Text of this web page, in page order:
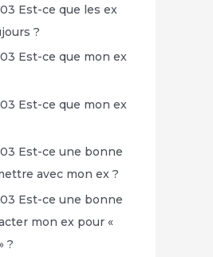
Est-ce que les ex
?
Est-ce que mon ex
Est-ce que mon ex
Est-ce une bonne
avec mon ex ?
Est-ce une bonne
mon ex pour «
?